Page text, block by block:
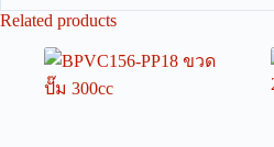
Related products